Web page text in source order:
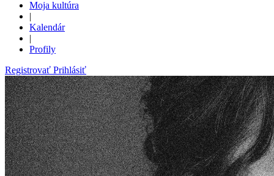
Moja kultúra
|
Kalendár
|
Profily
Registrovať Prihlásiť